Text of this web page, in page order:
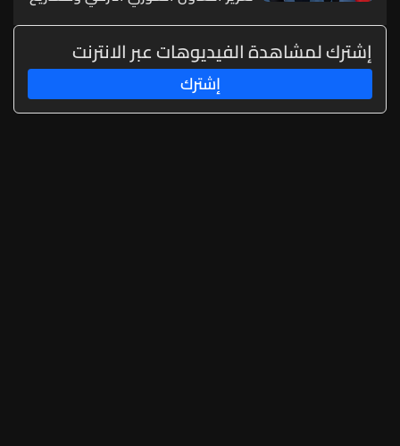
الربط الإقليمي
إشترك لمشاهدة الفيديوهات عبر الانترنت
إشترك